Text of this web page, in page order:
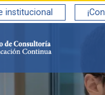
institucional